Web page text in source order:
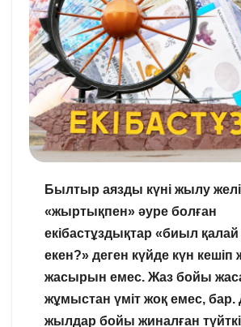
Былтыр аязды күні жылу
«жыртықпен» әуре болған
екібастұздықтар «биыл
екен?» деген күйде күн кешіп
жасырын емес. Жаз бойы
жұмыстан үміт жоқ емес, бар.
жылдар бойы жиналған